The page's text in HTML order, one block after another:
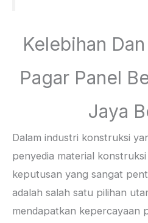
Kelebihan
Pagar Panel
Jaya
Dalam industri konstruksi
penyedia material
keputusan yang sangat
adalah salah satu pilihan
mendapatkan kepercayaan